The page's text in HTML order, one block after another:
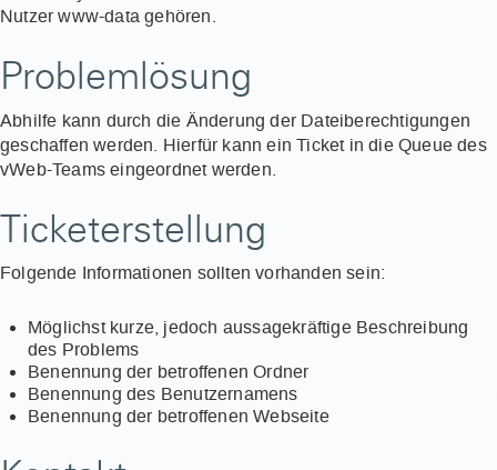
Nutzer www-data gehören.
Problemlösung
Abhilfe kann durch die Änderung der Dateiberechtigungen
geschaffen werden. Hierfür kann ein Ticket in die Queue des
vWeb-Teams eingeordnet werden.
Ticketerstellung
Folgende Informationen sollten vorhanden sein:
Möglichst kurze, jedoch aussagekräftige Beschreibung
des Problems
Benennung der betroffenen Ordner
Benennung des Benutzernamens
Benennung der betroffenen Webseite